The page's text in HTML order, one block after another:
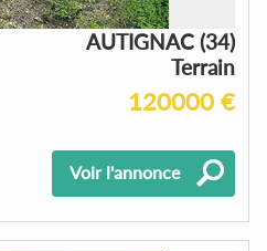
AUTIGNAC (34)
Terrain
120000 €
Voir l'annonce